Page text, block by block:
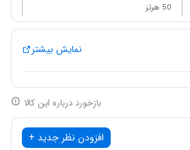
50 هرتز
10 میلی متر
نمایش بیشتر
بازخورد درباره این کالا
افزودن نظر جدید +